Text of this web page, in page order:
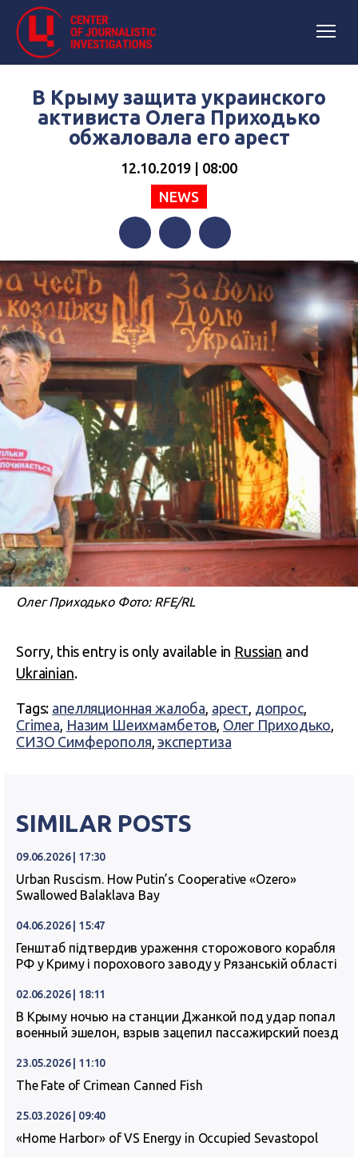
В Крыму защита украинского
активиста Олега Приходько
обжаловала его арест
12.10.2019 | 08:00
NEWS
FacebookTwitterTelegram
Олег Приходько Фото: RFE/RL
Sorry, this entry is only available in Russian and
Ukrainian.
Tags: апелляционная жалоба, арест, допрос,
Crimea, Назим Шеихмамбетов, Олег Приходько,
СИЗО Симферополя,экспертиза
SIMILAR POSTS
09.06.2026 | 17:30
Urban Ruscism. How Putin’s Cooperative «Ozero»
Swallowed Balaklava Bay
04.06.2026 | 15:47
Генштаб підтвердив ураження сторожового корабля
РФ у Криму і порохового заводу у Рязанській області
02.06.2026 | 18:11
В Крыму ночью на станции Джанкой под удар попал
военный эшелон, взрыв зацепил пассажирский поезд
23.05.2026 | 11:10
The Fate of Crimean Canned Fish
25.03.2026 | 09:40
«Home Harbor» of VS Energy in Occupied Sevastopol